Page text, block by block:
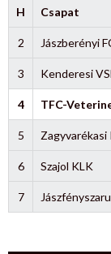
H Csapat
2 Jászberényi
3 Kenderesi
4 TFC-
5 Zagyvarékasi
6 Szajol KLK
7